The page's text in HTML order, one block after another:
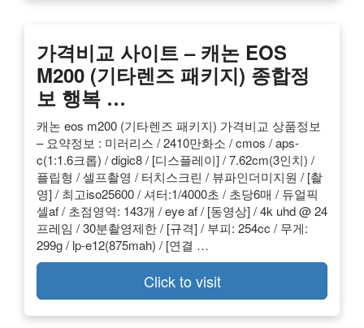
가격비교 사이트 – 캐논 EOS
M200 (기타렌즈 패키지) 종합정
보 행복 …
캐논 eos m200 (기타렌즈 패키지) 가격비교 상품정보
– 요약정보 : 미러리스 / 2410만화소 / cmos / aps-
c(1:1.6크롭) / digic8 / [디스플레이] / 7.62cm(3인치) /
플립형 / 셀프촬영 / 터치스크린 / 뷰파인더미지원 / [촬
영] / 최고iso25600 / 셔터:1/4000초 / 초당6매 / 듀얼픽
셀af / 초점영역: 143개 / eye af / [동영상] / 4k uhd @ 24
프레임 / 30분촬영제한 / [규격] / 부피: 254cc / 무게:
299g / lp-e12(875mah) / [연결 …
Click to visit